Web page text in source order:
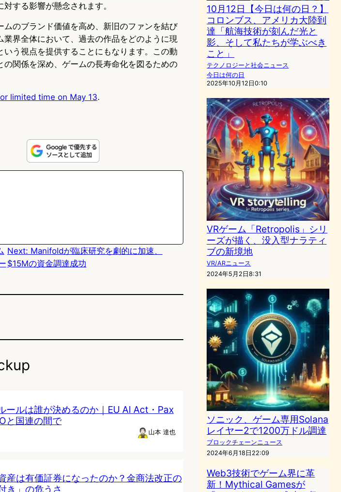
する影響が懸念されます。
のブランド価値を高め、新旧のファンを結び
界全体において、過去の作品をどのように現
う視点を提供することにもなります。この動
関係を深め、ゲームの長寿命化を図るための
limited time on May 13.
Next: Manifoldが臨床研究を劇的に加速、
$15Mの資金調達成功
ールは誰が決めるのか｜EU AI Act・Pax
と国連の間で
山本 達也
産は有価証券になったのか？金商法改正の
き」の危うさ
10月12日【今日は何の日？】
コロンブス、アメリカ大陸到
達「航海技術が刻んだ光と
影、そして私たちが学ぶべき
こと」
テクノロジーと社会ニュース
今日は何の日
2025年10月12日0:10
VRゲーム「Retropolis」シリ
ーズが描く、没入型ナラティ
ブの新境地
VR/ARニュース
2024年5月2日8:31
ソニック、ゲーム専用Solana
レイヤー2で1200万ドル調達
ブロックチェーンニュース
2024年6月18日22:09
Web3技術でゲーム界に革
新！Mythical Gamesが